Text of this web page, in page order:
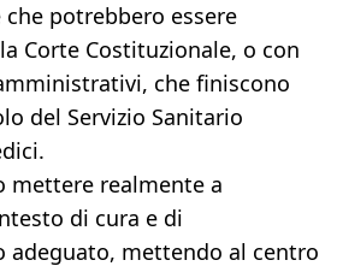
potrebbero essere
Corte Costituzionale, o con
che finiscono
del Servizio Sanitario
mettere realmente a
di cura e di
adeguato, mettendo al centro